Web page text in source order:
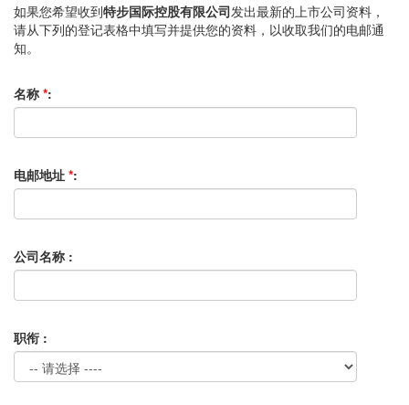
如果您希望收到特步国际控股有限公司发出最新的上市公司资料，
请从下列的登记表格中填写并提供您的资料，以收取我们的电邮通
知。
名称 *:
电邮地址 *:
公司名称 :
职衔 :